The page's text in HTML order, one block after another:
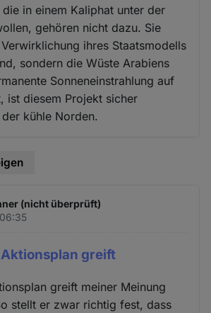
in einem Kaliphat unter der
gehören nicht dazu. Sie
ihres Staatsmodells
sondern die Wüste Arabiens
Sonneneinstrahlung auf
ist diesem Projekt sicher
kühle Norden.
(nicht überprüft)
greift
greift meiner Meinung
stellt er zwar richtig fest, dass